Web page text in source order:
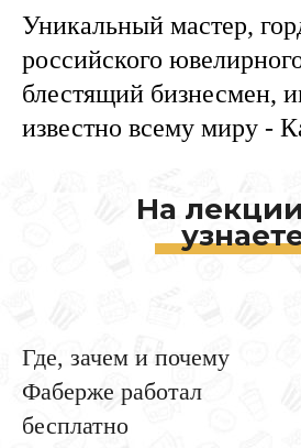
Уникальный мастер,
российского
блестящий бизнесмен,
известно всему миру -
На
Где, зачем и почему
Фаберже работал
бесплатно